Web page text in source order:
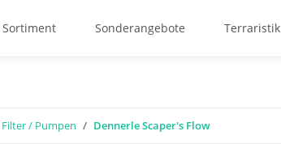
Sonderangebote Terraristik
/ Pumpen Dennerle Scaper's Flow